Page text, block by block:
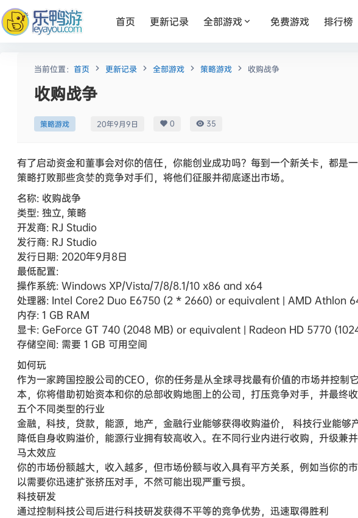
首页 更新记录 全部游戏 免费游戏 排行榜
当前位置： 首页 更新记录 全部游戏 策略游戏 收购战争
收购战争
策略游戏 20年9月9日 0 35
有了启动资金和董事会对你的信任，你能创业成功吗？每到一个新关卡，都是
策略打败那些贪婪的竞争对手们，将他们征服并彻底逐出市场。
名称: 收购战争
类型: 独立, 策略
开发商: RJ Studio
发行商: RJ Studio
发行日期: 2020年9月8日
最低配置:
操作系统: Windows XP/Vista/7/8/8.1/10 x86 and x64
处理器: Intel Core2 Duo E6750 (2 * 2660) or equivalent | AMD Athlon
内存: 1 GB RAM
显卡: GeForce GT 740 (2048 MB) or equivalent | Radeon HD 5770
存储空间: 需要 1 GB 可用空间
如何玩
作为一家跨国控股公司的CEO，你的任务是从全球寻找最有价值的市场并控制
本，你将借助初始资本和你的总部收购地图上的公司，打压竞争对手，并最终
五个不同类型的行业
金融，科技，贷款，能源，地产，金融行业能够获得收购溢价， 科技行业能
降低自身收购溢价，能源行业拥有较高收入。在不同行业内进行收购，升级兼
马太效应
你的市场份额越大，收入越多，但市场份额与收入具有平方关系，例如当你的
以需要你迅速扩张挤压对手，不然可能出现严重亏损。
科技研发
通过控制科技公司后进行科技研发获得不平等的竞争优势，迅速取得胜利